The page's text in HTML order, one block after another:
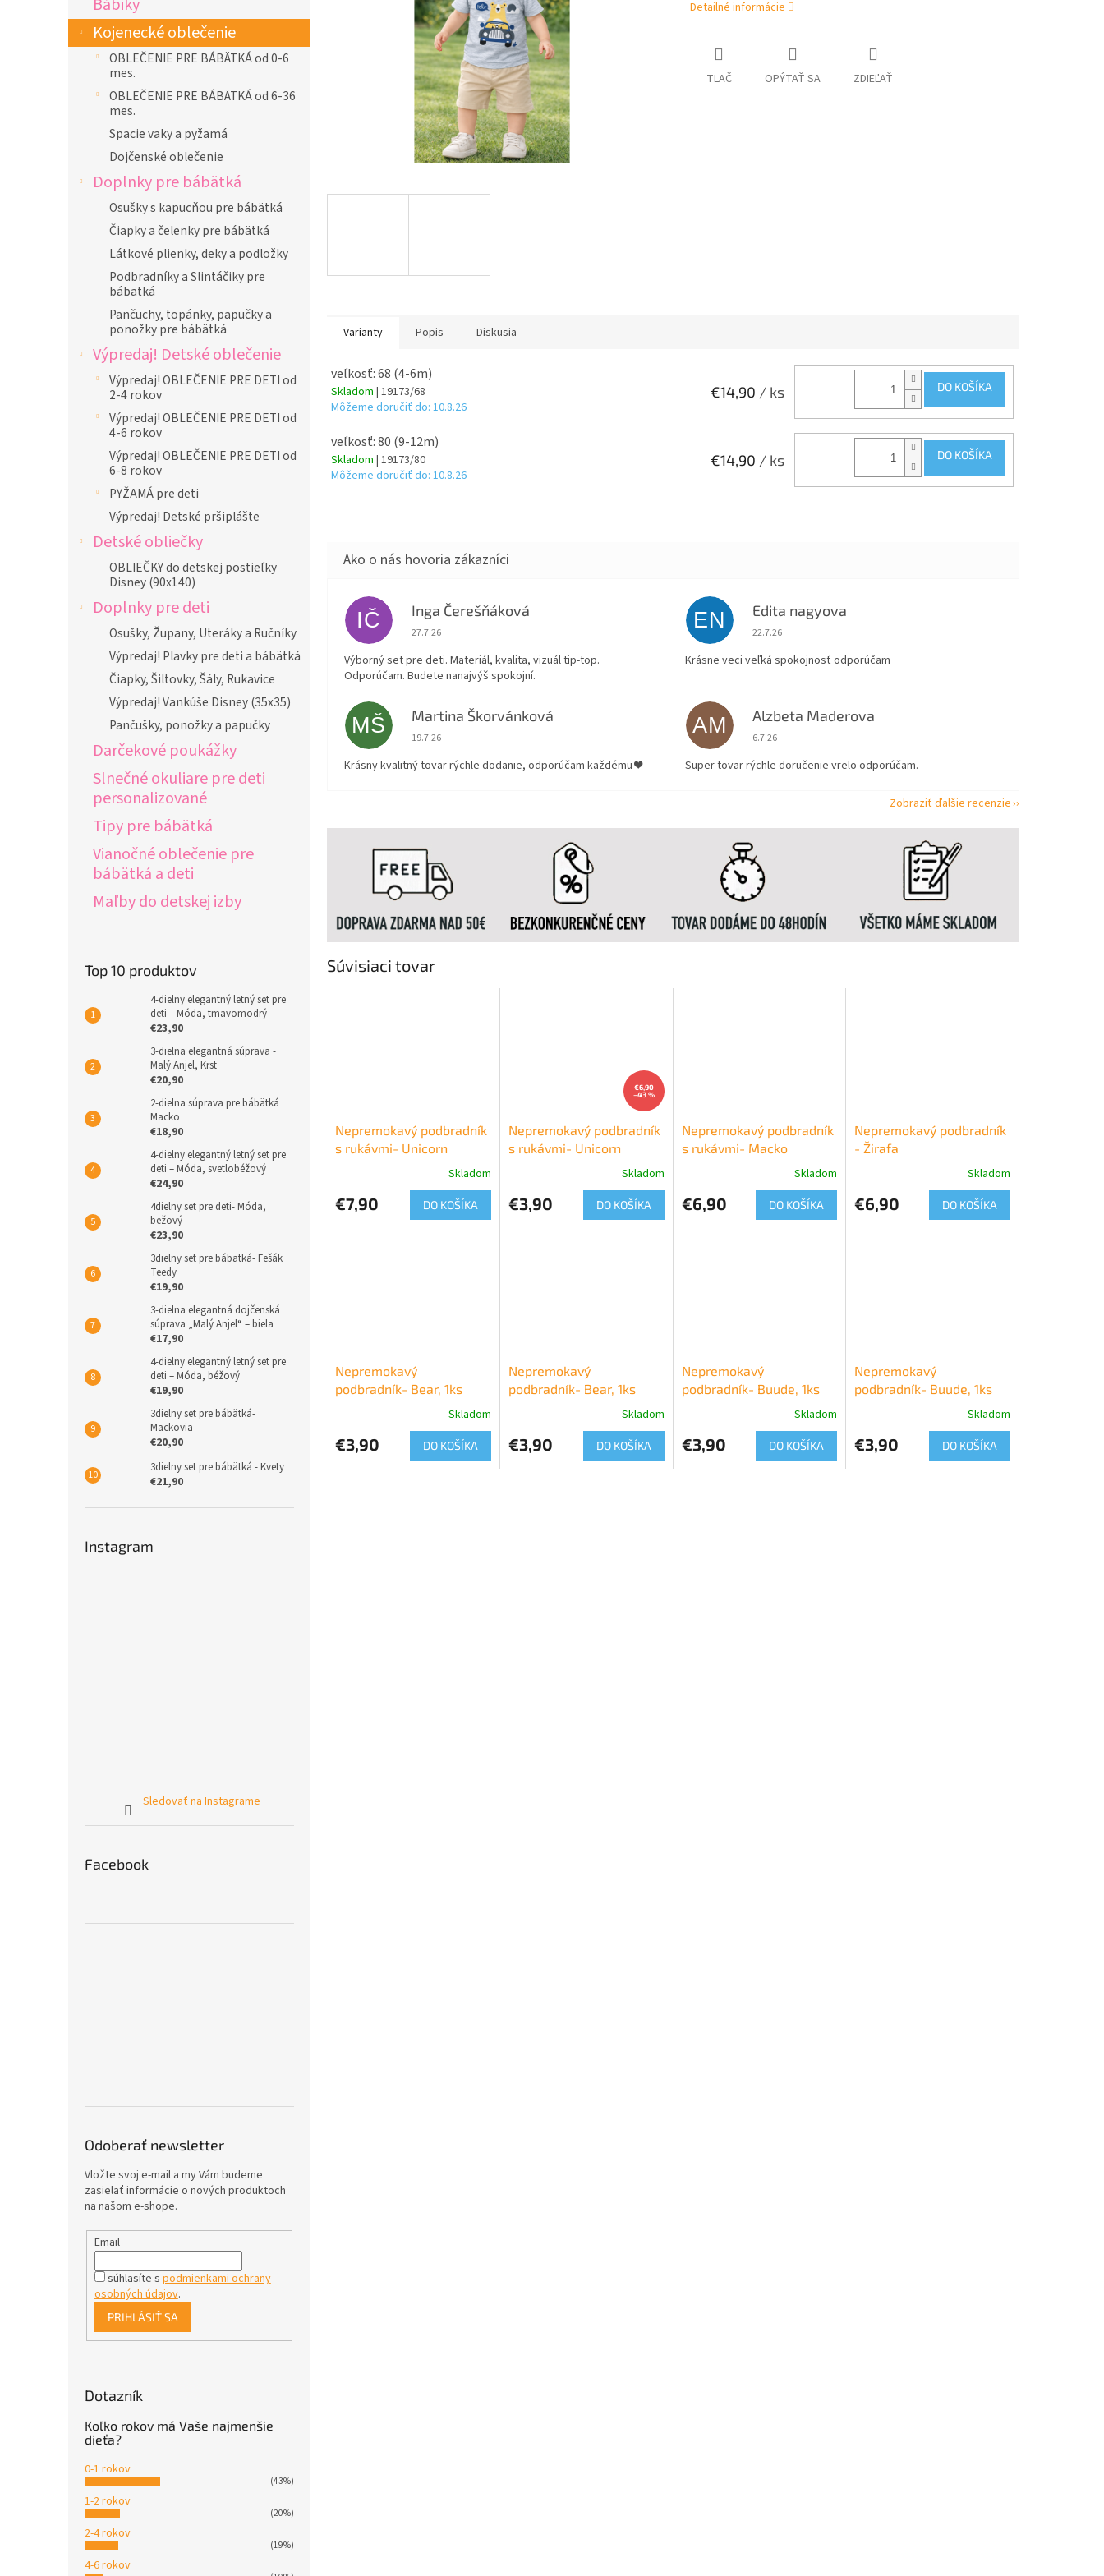
Kojenecké oblečenie
OBLEČENIE PRE BÁBÄTKÁ od 0-6
mes.
OBLEČENIE PRE BÁBÄTKÁ od 6-36
mes.
Spacie vaky a pyžamá
Dojčenské oblečenie
Doplnky pre bábätká
Osušky s kapucňou pre bábätká
Čiapky a čelenky pre bábätká
Látkové plienky, deky a podložky
Podbradníky a Slintáčiky pre
bábätká
Pančuchy, topánky, papučky a
ponožky pre bábätká
Výpredaj! Detské oblečenie
Výpredaj! OBLEČENIE PRE DETI od
2-4 rokov
Výpredaj! OBLEČENIE PRE DETI od
4-6 rokov
Výpredaj! OBLEČENIE PRE DETI od
6-8 rokov
PYŽAMÁ pre deti
Výpredaj! Detské pršiplášte
Detské obliečky
OBLIEČKY do detskej postieľky
Disney (90x140)
Doplnky pre deti
Osušky, Župany, Uteráky a Ručníky
Výpredaj! Plavky pre deti a bábätká
Čiapky, Šiltovky, Šály, Rukavice
Výpredaj! Vankúše Disney (35x35)
Pančušky, ponožky a papučky
Darčekové poukážky
Slnečné okuliare pre deti
personalizované
Tipy pre bábätká
Vianočné oblečenie pre
bábätká a deti
Maľby do detskej izby
Top 10 produktov
4-dielny elegantný letný set pre
deti – Móda, tmavomodrý
€23,90
3-dielna elegantná súprava -
Malý Anjel, Krst
€20,90
2-dielna súprava pre bábätká
Macko
€18,90
4-dielny elegantný letný set pre
deti – Móda, svetlobéžový
€24,90
4dielny set pre deti- Móda,
bežový
€23,90
3dielny set pre bábätká- Fešák
Teedy
€19,90
3-dielna elegantná dojčenská
súprava „Malý Anjel“ – biela
€17,90
4-dielny elegantný letný set pre
deti – Móda, béžový
€19,90
3dielny set pre bábätká-
Mackovia
€20,90
3dielny set pre bábätká - Kvety
€21,90
Instagram
Sledovať na Instagrame
Facebook
Odoberať newsletter
Vložte svoj e-mail a my Vám budeme
zasielať informácie o nových produktoch
na našom e-shope.
Email
súhlasíte s podmienkami ochrany
osobných údajov.
PRIHLÁSIŤ SA
Dotazník
Koľko rokov má Vaše najmenšie
dieťa?
0-1 rokov
(43%)
1-2 rokov
(20%)
2-4 rokov
(19%)
4-6 rokov
Detailné informácie
TLAČ OPÝTAŤ SA ZDIEĽAŤ
Súvisiaci tovar
Nepremokavý podbradník
s rukávmi- Unicorn
Skladom
€7,90 DO KOŠÍKA
€6,90
–43 %
Nepremokavý podbradník
s rukávmi- Unicorn
Skladom
€3,90 DO KOŠÍKA
Nepremokavý podbradník
s rukávmi- Macko
Skladom
€6,90 DO KOŠÍKA
Nepremokavý podbradník
- Žirafa
Skladom
€6,90 DO KOŠÍKA
Nepremokavý
podbradník- Bear, 1ks
Skladom
€3,90 DO KOŠÍKA
Nepremokavý
podbradník- Bear, 1ks
Skladom
€3,90 DO KOŠÍKA
Nepremokavý
podbradník- Buude, 1ks
Skladom
€3,90 DO KOŠÍKA
Nepremokavý
podbradník- Buude, 1ks
Skladom
€3,90 DO KOŠÍKA
Varianty Popis Diskusia
veľkosť: 68 (4-6m)
Skladom | 19173/68
Môžeme doručiť do: 10.8.26
€14,90 / ks DO KOŠÍKA
veľkosť: 80 (9-12m)
Skladom | 19173/80
Môžeme doručiť do: 10.8.26
€14,90 / ks DO KOŠÍKA
IČ Inga Čerešňáková
Hodnotenie obchodu je 5 z 5 hviezdičiek.
27.7.26
Výborný set pre deti. Materiál, kvalita, vizuál tip-top.
Odporúčam. Budete nanajvýš spokojní.
EN Edita nagyova
Hodnotenie obchodu je 5 z 5 hviezdičiek.
22.7.26
Krásne veci veľká spokojnosť odporúčam
MŠ Martina Škorvánková
Hodnotenie obchodu je 5 z 5 hviezdičiek.
19.7.26
Krásny kvalitný tovar rýchle dodanie, odporúčam každému ❤️
AM Alzbeta Maderova
Hodnotenie obchodu je 5 z 5 hviezdičiek.
6.7.26
Super tovar rýchle doručenie vrelo odporúčam.
Zobraziť ďalšie recenzie